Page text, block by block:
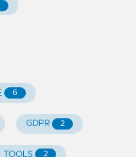
6
GDPR 2
TOOLS 2